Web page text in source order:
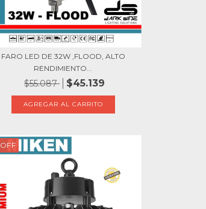
FARO LED DE 32W ,FLOOD, ALTO
RENDIMIENTO...
$55.087 $45.139
OFF